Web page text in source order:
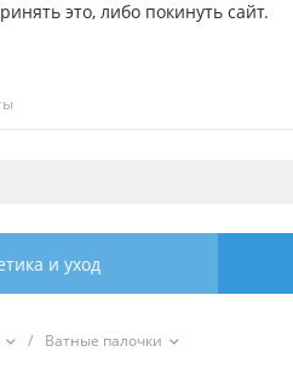
это, либо покинуть сайт.
и уход
/ Ватные палочки